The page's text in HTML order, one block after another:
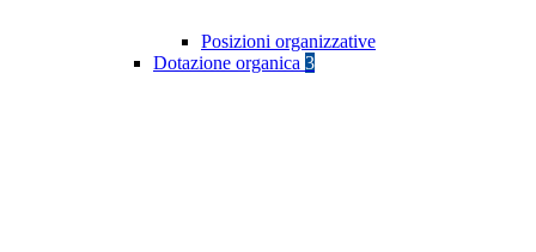
Posizioni organizzative
Dotazione organica 3